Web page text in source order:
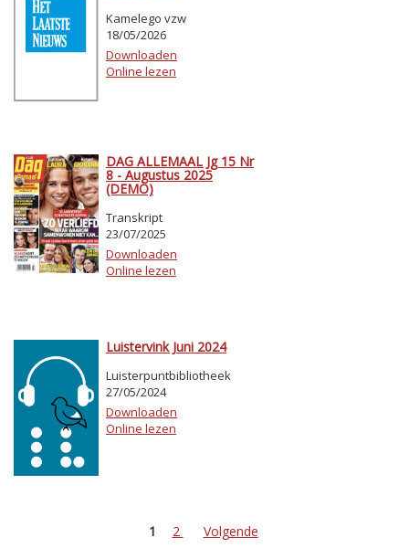
Kamelego vzw
18/05/2026
Downloaden
Online lezen
DAG ALLEMAAL Jg 15 Nr
8 - Augustus 2025
(DEMO)
Transkript
23/07/2025
Downloaden
Online lezen
Luistervink Juni 2024
Luisterpuntbibliotheek
27/05/2024
Downloaden
Online lezen
1 2 Volgende